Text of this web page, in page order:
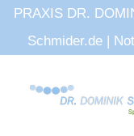
PRAXIS DR.
Schmider.de |
Inhalt